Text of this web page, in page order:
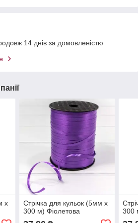
14 днів за домовленістю
х
Стрічка для кульок (5мм х
300 м) Фіолетова
300